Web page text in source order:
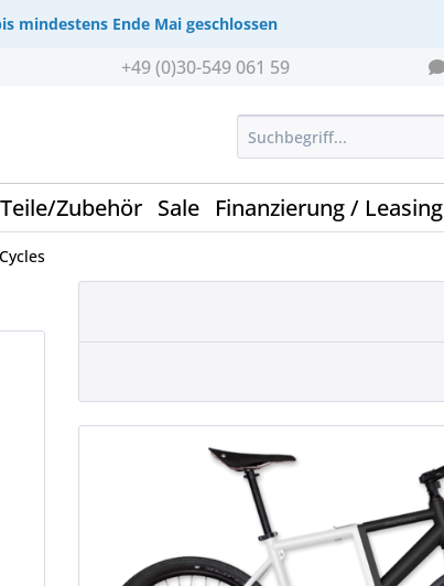
mindestens Ende Mai geschlossen
+49 (0)30-549 061 59
Teile/Zubehör Sale Finanzierung / Leasing